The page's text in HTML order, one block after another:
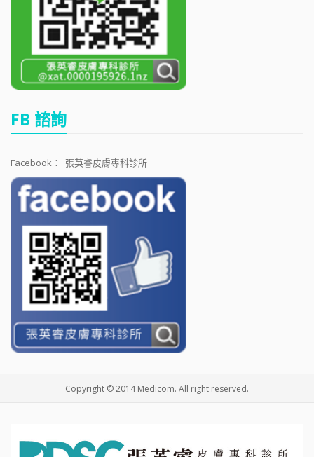
FB 諮詢
Facebook： 張英睿皮膚專科診所
Copyright © 2014 Medicom. All right reserved.